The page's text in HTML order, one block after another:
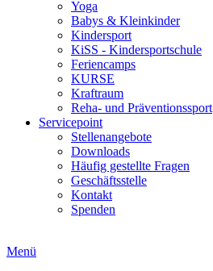
Yoga
Babys & Kleinkinder
Kindersport
KiSS - Kindersportschule
Feriencamps
KURSE
Kraftraum
Reha- und Präventionssport
Servicepoint
Stellenangebote
Downloads
Häufig gestellte Fragen
Geschäftsstelle
Kontakt
Spenden
Menü